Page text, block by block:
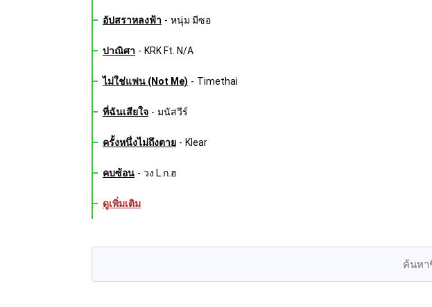
อัปสราหลงฟ้า - หนุ่ม มีซอ
ปาณิศา - KRK Ft. N/A
ไม่ใช่แฟน (Not Me) - Timethai
ที่ฉันเสียใจ - มนัสวีร์
ครั้งหนึ่งไม่ถึงตาย - Klear
คบซ้อน - วง L.ก.ฮ
ดูเพิ่มเติม